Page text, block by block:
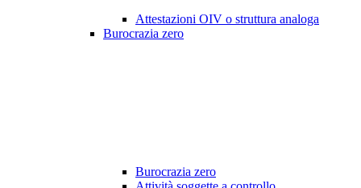
Attestazioni OIV o struttura analoga
Burocrazia zero
Burocrazia zero